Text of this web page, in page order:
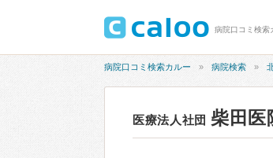
病院口コミ検索
病院口コミ検索カルー 病院検索
医療法人社団 柴田医